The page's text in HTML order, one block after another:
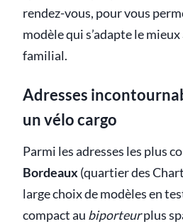
rendez-vous, pour vous
modèle qui s’adapte le
familial.
Adresses
un vélo cargo
Parmi les adresses les plus
Bordeaux (quartier des
large choix de modèles en
compact au biporteurplus